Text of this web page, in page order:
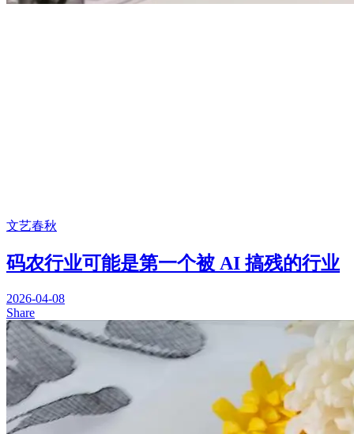
文艺春秋
码农行业可能是第一个被 AI 搞残的行业
2026-04-08
Share